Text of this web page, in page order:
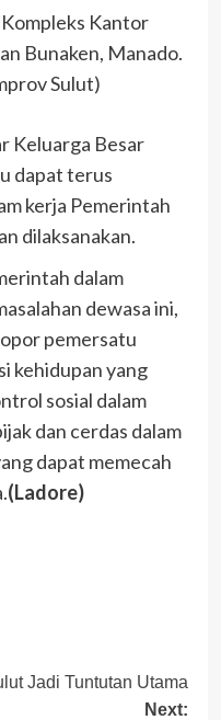
Kantor
Bunaken, Manado.
Sulut)
Keluarga Besar
dapat terus
kerja Pemerintah
dilaksanakan.
dalam
dewasa ini,
pemersatu
kehidupan yang
sosial dalam
dan cerdas dalam
dapat memecah
(Ladore)
Jadi Tuntutan Utama
Next: